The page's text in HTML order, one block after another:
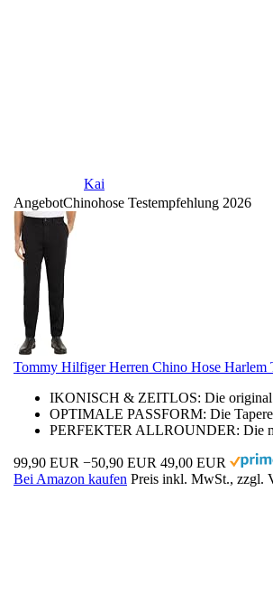
Kai
AngebotChinohose Testempfehlung 2026
Tommy Hilfiger Herren Chino Hose Harlem
IKONISCH & ZEITLOS: Die original
OPTIMALE PASSFORM: Die
PERFEKTER ALLROUNDER: Die
99,90 EUR −50,90 EUR 49,00 EUR
Bei Amazon kaufen Preis inkl. MwSt., zzgl.